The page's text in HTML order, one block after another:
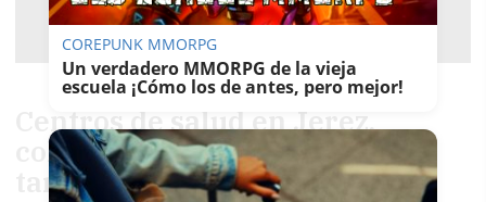
Centros de salud en Jerez,
colapsados y cerrados por las
tardes en Navidad
COREPUNK MMORPG
Un verdadero MMORPG de la vieja
escuela ¡Cómo los de antes, pero mejor!